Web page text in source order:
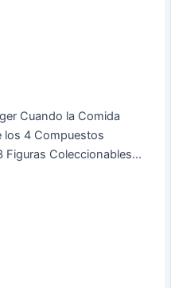
Cuando la Comida
los 4 Compuestos
Coleccionables...